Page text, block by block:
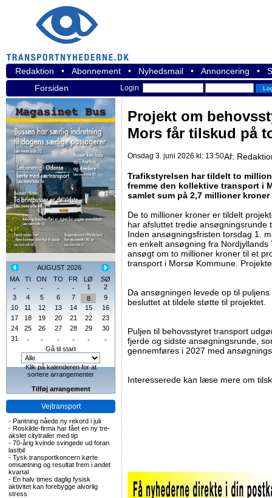
Redaktion • Abonnement • Nyhedsmail • Annoncering •
Forsiden
Login
AUGUST 2026
MA
TI ON TO FR LØ
SØ
-
- - - - 1
2
3
4 5 6 7 8
9
10
11 12 13 14 15
16
17
18 19 20 21 22
23
24
25 26 27 28 29
30
31
- - - - -
-
Gå til start
Klik på kalenderen for at
sortere arrangementer
Tilføj arrangement
Vejtransport
- Pantning nåede ny rekord i juli
- Roskilde-firma har fået en ny tre-
akslet citytrailer med tip
- 70-årig kvinde svingede ud foran
lastbil
- Tysk transportkoncern kørte
omsætning og resultat frem i andet
kvartal
- En halv times daglig fysisk
aktivitet kan forebygge alvorlig
stress
Projekt om
Mors får tilskud på
Onsdag 3. juni 2026 kl: 13:50Af:
Trafikstyrelsen har tildelt to
fremme den kollektive transport i
samlet sum på 2,7 millioner kroner
De to millioner kroner er tildelt
har afsluttet tredie ansøgningsrunde
Inden ansøgningsfristen torsdag 1.
en enkelt ansøgning fra
ansøgt om to millioner kroner til et
transport i Morsø Kommune.
Da ansøgningen levede op til
besluttet at tildele støtte til projektet.
Puljen til behovsstyret transport
fjerde og sidste ansøgningsrunde,
gennemføres i 2027 med
Interesserede kan læse mere om